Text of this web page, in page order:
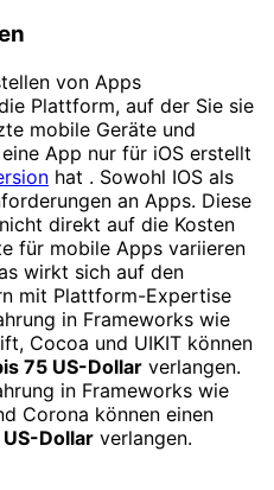
von Apps
Plattform, auf der Sie sie
mobile Geräte und
App nur für iOS erstellt
hat . Sowohl IOS als
an Apps. Diese
direkt auf die Kosten
für mobile Apps variieren
wirkt sich auf den
mit Plattform-Expertise
in Frameworks wie
Cocoa und UIKIT können
75 US-Dollar verlangen.
in Frameworks wie
Corona können einen
Dollar verlangen.